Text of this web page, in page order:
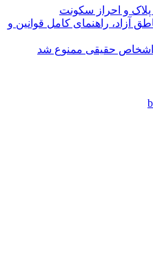
و احراز سکونت
آزاد، راهنمای کامل قوانین و
حقیقی ممنوع شد